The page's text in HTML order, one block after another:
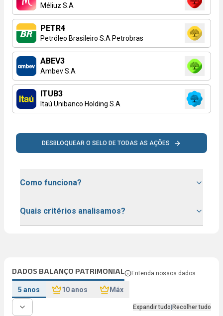
Méliuz S.A
PETR4
Petróleo Brasileiro S.A Petrobras
ABEV3
Ambev S.A
ITUB3
Itaú Unibanco Holding S.A
DESBLOQUEAR O SELO DE TODAS AS AÇÕES
Como funciona?
Quais critérios analisamos?
DADOS BALANÇO PATRIMONIAL Entenda nossos dados
5 anos 10 anos Máx
Expandir tudo Recolher tudo